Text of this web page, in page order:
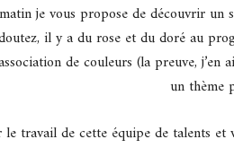
je vous propose de découvrir
il y a du rose et du doré au
de couleurs (la preuve,
un thème
le travail de cette équipe de talents